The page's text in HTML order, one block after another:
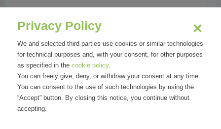
Privacy Policy
We and selected third parties use cookies or similar technologies
for technical purposes and, with your consent, for other purposes
as specified in the cookie policy.
You can freely give, deny, or withdraw your consent at any time.
You can consent to the use of such technologies by using the
“Accept” button. By closing this notice, you continue without
accepting.